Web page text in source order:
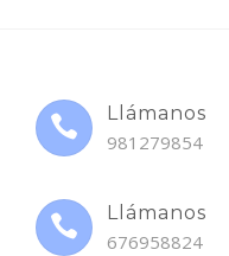
Llámanos
981279854
Llámanos
676958824